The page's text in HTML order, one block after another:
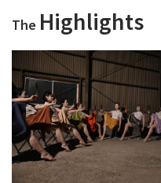
The Highlights